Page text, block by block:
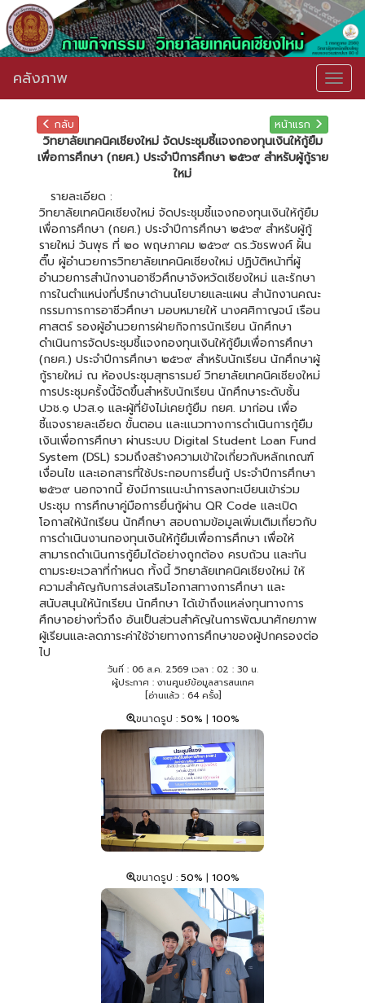
คลังภาพ
กลับ หน้าแรก
วิทยาลัยเทคนิคเชียงใหม่ จัดประชุมชี้แจงกองทุนเงินให้กู้ยืม
เพื่อการศึกษา (กยศ.) ประจำปีการศึกษา ๒๕๖๙ สำหรับผู้กู้ราย
ใหม่
รายละเอียด :
วิทยาลัยเทคนิคเชียงใหม่ จัดประชุมชี้แจงกองทุนเงินให้กู้ยืม
เพื่อการศึกษา (กยศ.) ประจำปีการศึกษา ๒๕๖๙ สำหรับผู้กู้
รายใหม่ วันพุธ ที่ ๒๐ พฤษภาคม ๒๕๖๙ ดร.วัชรพงศ์ ฝั้น
ติ๊บ ผู้อำนวยการวิทยาลัยเทคนิคเชียงใหม่ ปฏิบัติหน้าที่ผู้
อำนวยการสำนักงานอาชีวศึกษาจังหวัดเชียงใหม่ และรักษา
การในตำแหน่งที่ปรึกษาด้านนโยบายและแผน สำนักงานคณะ
กรรมการการอาชีวศึกษา มอบหมายให้ นางศศิกาญจน์ เรือน
ศาสตร์ รองผู้อำนวยการฝ่ายกิจการนักเรียน นักศึกษา
ดำเนินการจัดประชุมชี้แจงกองทุนเงินให้กู้ยืมเพื่อการศึกษา
(กยศ.) ประจำปีการศึกษา ๒๕๖๙ สำหรับนักเรียน นักศึกษาผู้
กู้รายใหม่ ณ ห้องประชุมสุทธารมย์ วิทยาลัยเทคนิคเชียงใหม่
การประชุมครั้งนี้จัดขึ้นสำหรับนักเรียน นักศึกษาระดับชั้น
ปวช.๑ ปวส.๑ และผู้ที่ยังไม่เคยกู้ยืม กยศ. มาก่อน เพื่อ
ชี้แจงรายละเอียด ขั้นตอน และแนวทางการดำเนินการกู้ยืม
เงินเพื่อการศึกษา ผ่านระบบ Digital Student Loan Fund
System (DSL) รวมถึงสร้างความเข้าใจเกี่ยวกับหลักเกณฑ์
เงื่อนไข และเอกสารที่ใช้ประกอบการยื่นกู้ ประจำปีการศึกษา
๒๕๖๙ นอกจากนี้ ยังมีการแนะนำการลงทะเบียนเข้าร่วม
ประชุม การศึกษาคู่มือการยื่นกู้ผ่าน QR Code และเปิด
โอกาสให้นักเรียน นักศึกษา สอบถามข้อมูลเพิ่มเติมเกี่ยวกับ
การดำเนินงานกองทุนเงินให้กู้ยืมเพื่อการศึกษา เพื่อให้
สามารถดำเนินการกู้ยืมได้อย่างถูกต้อง ครบถ้วน และทัน
ตามระยะเวลาที่กำหนด ทั้งนี้ วิทยาลัยเทคนิคเชียงใหม่ ให้
ความสำคัญกับการส่งเสริมโอกาสทางการศึกษา และ
สนับสนุนให้นักเรียน นักศึกษา ได้เข้าถึงแหล่งทุนทางการ
ศึกษาอย่างทั่วถึง อันเป็นส่วนสำคัญในการพัฒนาศักยภาพ
ผู้เรียนและลดภาระค่าใช้จ่ายทางการศึกษาของผู้ปกครองต่อ
ไป
วันที่ : 06 ส.ค. 2569 เวลา : 02 : 30 น.
ผู้ประกาศ : งานศูนย์ข้อมูลสารสนเทศ
[อ่านแล้ว : 64 ครั้ง]
ขนาดรูป : 50% | 100%
ขนาดรูป : 50% | 100%